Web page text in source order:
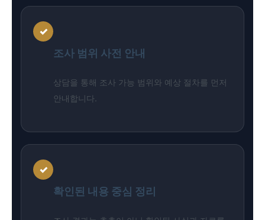
✓
조사 범위 사전 안내
상담을 통해 조사 가능 범위와 예상 절차를 먼저
안내합니다.
✓
확인된 내용 중심 정리